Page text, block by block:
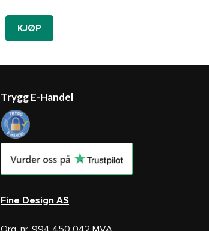
KJØP
Trygg E-Handel
Fine Design AS